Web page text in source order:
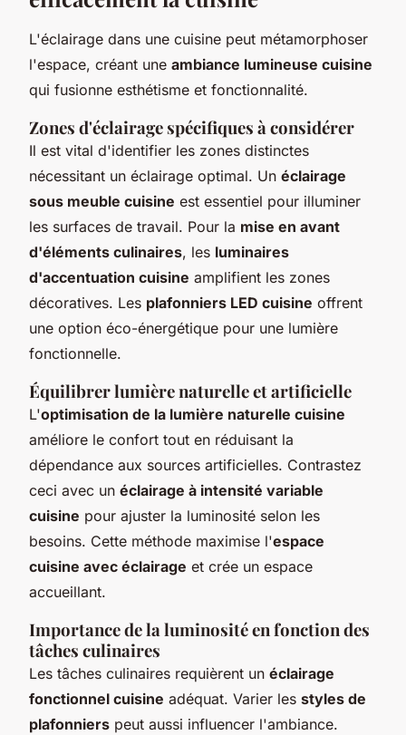
L'éclairage dans une cuisine peut métamorphoser
l'espace, créant une ambiance lumineuse cuisine
qui fusionne esthétisme et fonctionnalité.
Zones d'éclairage spécifiques à considérer
Il est vital d'identifier les zones distinctes
nécessitant un éclairage optimal. Un éclairage
sous meuble cuisine est essentiel pour illuminer
les surfaces de travail. Pour la mise en avant
d'éléments culinaires, les luminaires
d'accentuation cuisine amplifient les zones
décoratives. Les plafonniers LED cuisine offrent
une option éco-énergétique pour une lumière
fonctionnelle.
Équilibrer lumière naturelle et artificielle
L'optimisation de la lumière naturelle cuisine
améliore le confort tout en réduisant la
dépendance aux sources artificielles. Contrastez
ceci avec un éclairage à intensité variable
cuisine pour ajuster la luminosité selon les
besoins. Cette méthode maximise l'espace
cuisine avec éclairage et crée un espace
accueillant.
Importance de la luminosité en fonction des
tâches culinaires
Les tâches culinaires requièrent un éclairage
fonctionnel cuisine adéquat. Varier les styles de
plafonniers peut aussi influencer l'ambiance.